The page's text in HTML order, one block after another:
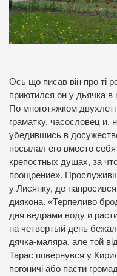
Ось що писав він про ті
приютился он у дьячка
По многотяжком
граматку, часословец и,
убедившись в
посылал его вместо
крепостных душах, за
поощрение».
у Лисянку, де
диякона. «Терпеливо
дня ведрами воду и
на четвертый день
дячка-маляра, але той
Тарас повернувся у
погоничі або пасти